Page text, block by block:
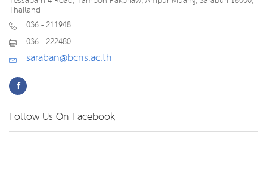
Thailand
036 - 211948
036 - 222480
saraban@bcns.ac.th
Follow Us On Facebook